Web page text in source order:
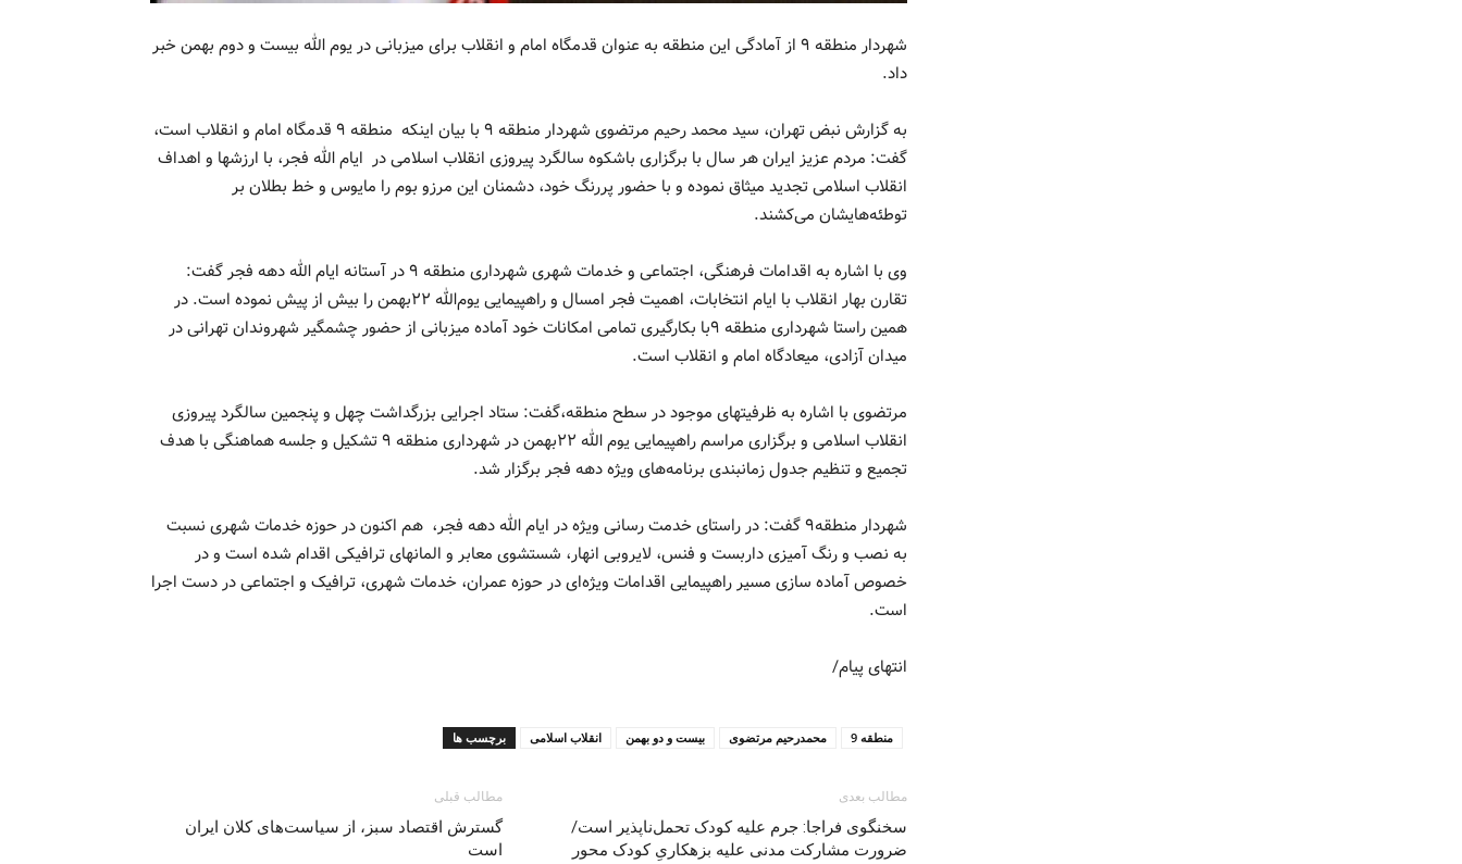
شهردار منطقه ۹ از آمادگی این منطقه به عنوان قدمگاه امام و انقلاب برای میزبانی در یوم الله بیست و دوم بهمن خبر
داد.
به گزارش نبض تهران، سید محمد رحیم مرتضوی شهردار منطقه ۹ با بیان اینکه منطقه ۹ قدمگاه امام و انقلاب است،
گفت: مردم عزیز ایران هر سال با برگزاری باشکوه سالگرد پیروزی انقلاب اسلامی در ایام الله فجر، با ارزشها و اهداف
انقلاب اسلامی تجدید میثاق نموده و با حضور پررنگ خود، دشمنان این مرزو بوم را مایوس و خط بطلان بر
توطئه‌هایشان می‌کشند.
وی با اشاره به اقدامات فرهنگی، اجتماعی و خدمات شهری شهرداری منطقه ۹ در آستانه ایام الله دهه فجر گفت:
تقارن بهار انقلاب با ایام انتخابات، اهمیت فجر امسال و راهپیمایی یوم‌الله ۲۲بهمن را بیش از پیش نموده است. در
همین راستا شهرداری منطقه ۹با بکارگیری تمامی امکانات خود آماده میزبانی از حضور چشمگیر شهروندان تهرانی در
میدان آزادی، میعادگاه امام و انقلاب است.
مرتضوی با اشاره به ظرفیتهای موجود در سطح منطقه،گفت: ستاد اجرایی بزرگداشت چهل و پنجمین سالگرد پیروزی
انقلاب اسلامی و برگزاری مراسم راهپیمایی یوم الله ۲۲بهمن در شهرداری منطقه ۹ تشکیل و جلسه هماهنگی با هدف
تجمیع و تنظیم جدول زمانبندی برنامه‌های ویژه دهه فجر برگزار شد.
شهردار منطقه۹ گفت: در راستای خدمت رسانی ویژه در ایام الله دهه فجر، هم ‌اکنون در حوزه خدمات شهری نسبت
به نصب و رنگ ‌آمیزی داربست و فنس، لایروبی انهار، شستشوی معابر و المانهای ترافیکی اقدام شده است و در
خصوص آماده سازی مسیر راهپیمایی اقدامات ویژه‌ای در حوزه عمران، خدمات شهری، ترافیک و اجتماعی در دست اجرا
است.
انتهای پیام/
برچسب ها انقلاب اسلامی بیست و دو بهمن محمدرحیم مرتضوی منطقه 9
مطالب قبلی
گسترش اقتصاد سبز، از سیاست‌های کلان ایران
است
مطالب بعدی
سخنگوی فراجا: جرم علیه کودک تحمل‌ناپذیر است/
ضرورت مشارکت مدنی علیه بزهکاریِ کودک محور